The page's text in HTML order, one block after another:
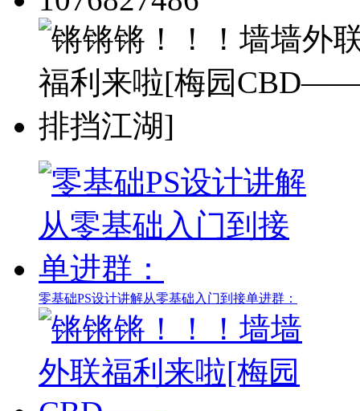
零基础PS设计讲解从零基础入门到接单进群：